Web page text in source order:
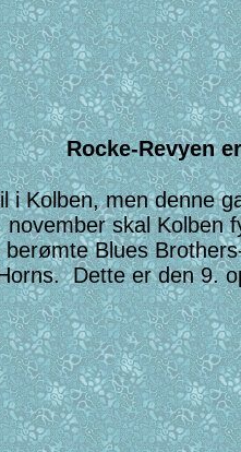
et ensemble fra
i Kolben, men denne
november skal Kolben
Blues
Memphis